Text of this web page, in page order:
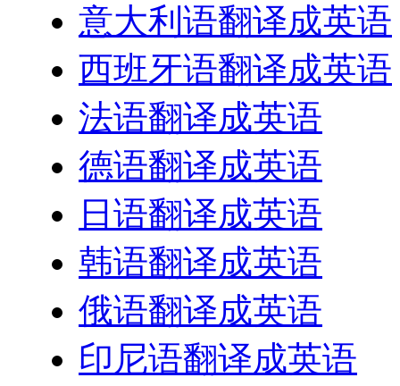
意大利语翻译成英语
西班牙语翻译成英语
法语翻译成英语
德语翻译成英语
日语翻译成英语
韩语翻译成英语
俄语翻译成英语
印尼语翻译成英语